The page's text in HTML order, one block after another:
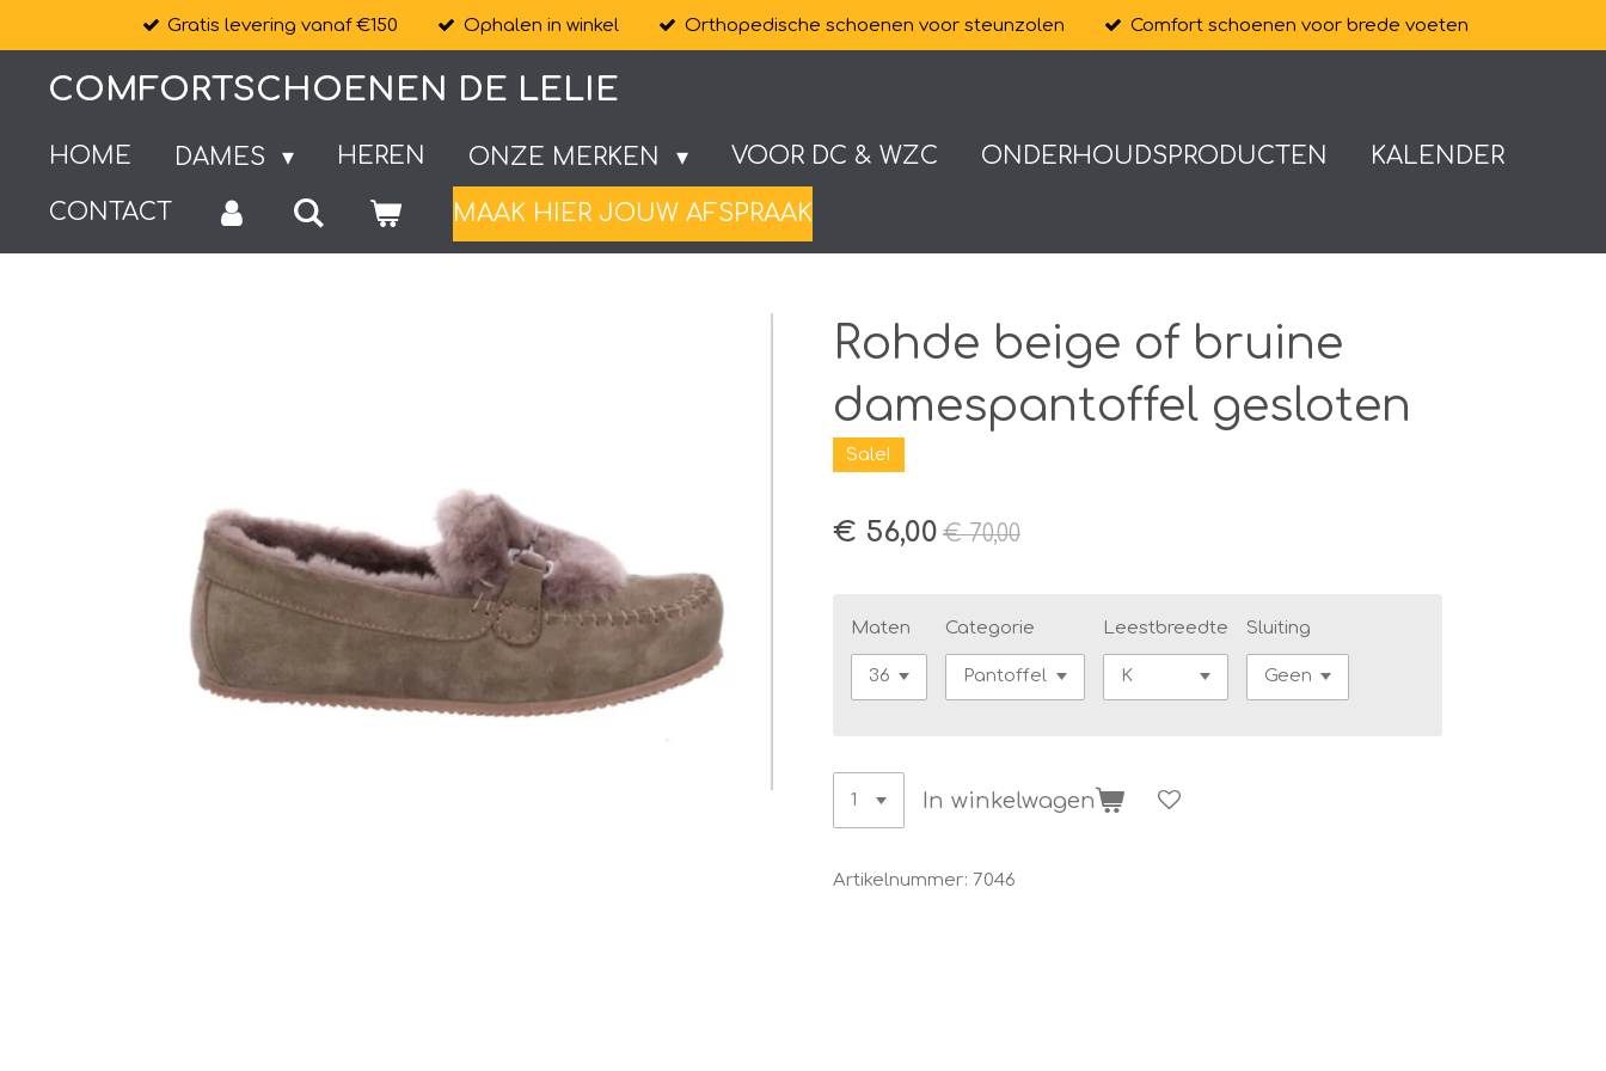
hoofdinhoud
Gratis levering vanaf €150 Ophalen in winkel Orthopedische schoenen voor steunzolen Comfort schoenen voor brede voeten
COMFORTSCHOENEN DE LELIE
HOME DAMES HEREN ONZE MERKEN VOOR DC & WZC ONDERHOUDSPRODUCTEN KALENDER
CONTACT MAAK HIER JOUW AFSPRAAK
Rohde beige of bruine
damespantoffel gesloten
Sale!
€ 56,00 € 70,00
Maten Categorie Leestbreedte Sluiting
In winkelwagen
Artikelnummer: 7046